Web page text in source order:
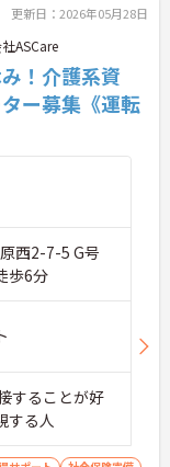
更新日：2026年05月28日
ASCare
！介護系資
ー募集《運転
西2-7-5 G号
歩6分
ることが好
する人